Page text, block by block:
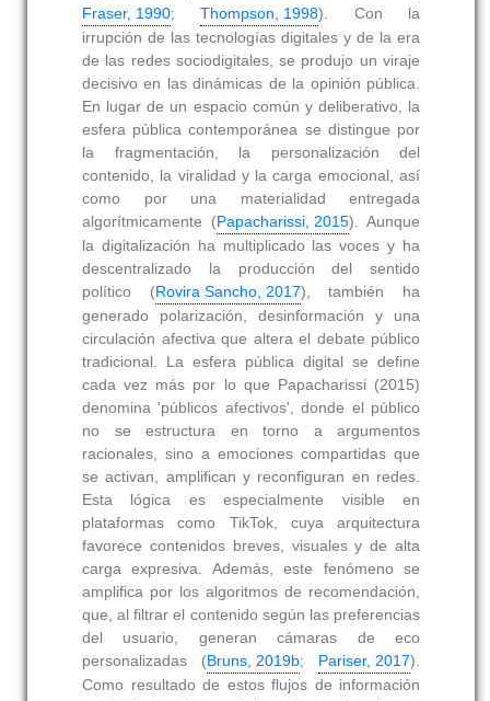
Fraser, 1990;Thompson, 1998). Con la
irrupción de las tecnologías digitales y de la era
de las redes sociodigitales, se produjo un viraje
decisivo en las dinámicas de la opinión pública.
En lugar de un espacio común y deliberativo, la
esfera pública contemporánea se distingue por
la fragmentación, la personalización del
contenido, la viralidad y la carga emocional, así
como por una materialidad entregada
algorítmicamente (Papacharissi, 2015). Aunque
la digitalización ha multiplicado las voces y ha
descentralizado la producción del sentido
político (Rovira Sancho, 2017), también ha
generado polarización, desinformación y una
circulación afectiva que altera el debate público
tradicional. La esfera pública digital se define
cada vez más por lo que Papacharissi (2015)
denomina 'públicos afectivos', donde el público
no se estructura en torno a argumentos
racionales, sino a emociones compartidas que
se activan, amplifican y reconfiguran en redes.
Esta lógica es especialmente visible en
plataformas como TikTok, cuya arquitectura
favorece contenidos breves, visuales y de alta
carga expresiva. Además, este fenómeno se
amplifica por los algoritmos de recomendación,
que, al filtrar el contenido según las preferencias
del usuario, generan cámaras de eco
personalizadas (Bruns, 2019b; Pariser, 2017).
Como resultado de estos flujos de información